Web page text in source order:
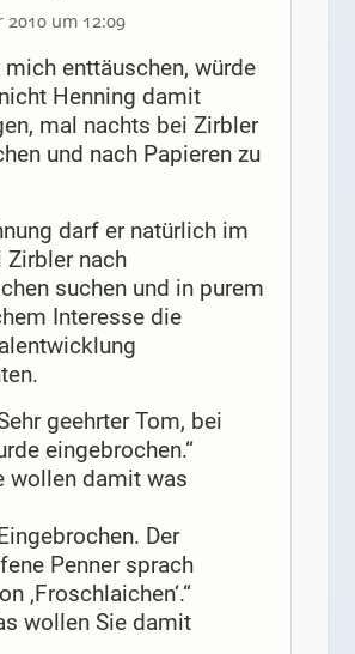
2010 um 12:09
mich enttäuschen, würde
Henning damit
mal nachts bei Zirbler
und nach Papieren zu
darf er natürlich im
Zirbler nach
suchen und in purem
Interesse die
geehrter Tom, bei
eingebrochen.“
wollen damit was
Der
Penner sprach
‚Froschlaichen‘.“
wollen Sie damit